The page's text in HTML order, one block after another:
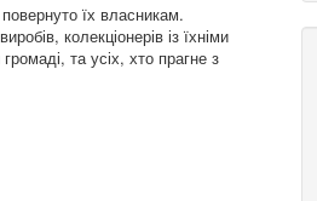
їх власникам.
колекціонерів із їхніми
та усіх, хто прагне з